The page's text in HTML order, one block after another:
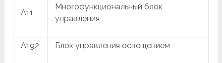
A11
Многофункциональный блок
управления
A192 Блок управления освещением